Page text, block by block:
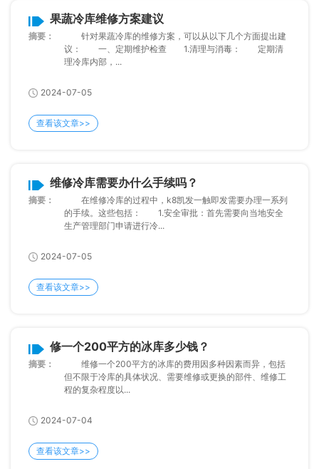
果蔬冷库维修方案建议
摘要：
针对果蔬冷库的维修方案，可以从以下几个方面提出建
议： 一、定期维护检查 1.清理与消毒： 定期清
理冷库内部，...
2024-07-05
查看该文章>>
维修冷库需要办什么手续吗？
摘要：
在维修冷库的过程中，k8凯发一触即发需要办理一系列
的手续。这些包括： 1.安全审批：首先需要向当地安全
生产管理部门申请进行冷...
2024-07-05
查看该文章>>
修一个200平方的冰库多少钱？
摘要：
维修一个200平方的冰库的费用因多种因素而异，包括
但不限于冷库的具体状况、需要维修或更换的部件、维修工
程的复杂程度以...
2024-07-04
查看该文章>>